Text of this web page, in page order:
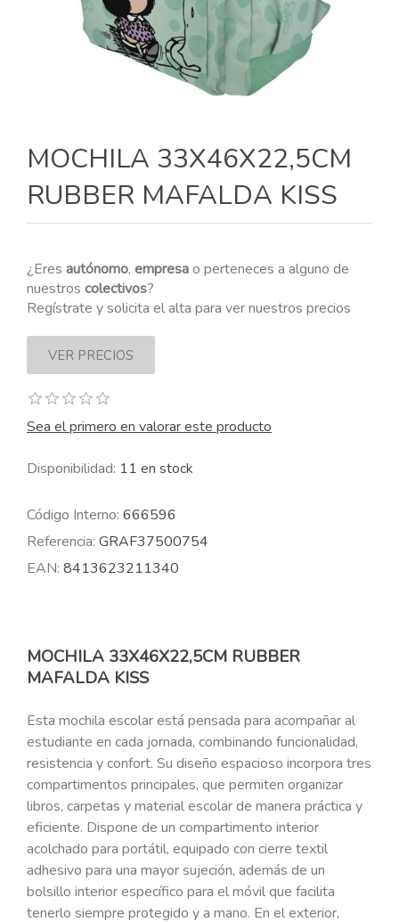
MOCHILA 33X46X22,5CM
RUBBER MAFALDA KISS
¿Eres autónomo, empresao perteneces a alguno de
nuestros colectivos?
Regístrate y solicita el alta para ver nuestros precios
Sea el primero en valorar este producto
Disponibilidad: 11 en stock
Código Interno: 666596
Referencia: GRAF37500754
EAN: 8413623211340
MOCHILA 33X46X22,5CM RUBBER
MAFALDA KISS
Esta mochila escolar está pensada para acompañar al
estudiante en cada jornada, combinando funcionalidad,
resistencia y confort. Su diseño espacioso incorpora tres
compartimentos principales, que permiten organizar
libros, carpetas y material escolar de manera práctica y
eficiente. Dispone de un compartimento interior
acolchado para portátil, equipado con cierre textil
adhesivo para una mayor sujeción, además de un
bolsillo interior específico para el móvil que facilita
tenerlo siempre protegido y a mano. En el exterior,